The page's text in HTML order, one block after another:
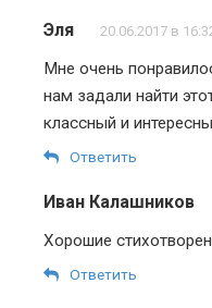
Эля 20.06.2017 в
Мне очень
нам задали найти
классный и
Ответить
Иван Калашников
Хорошие
Ответить